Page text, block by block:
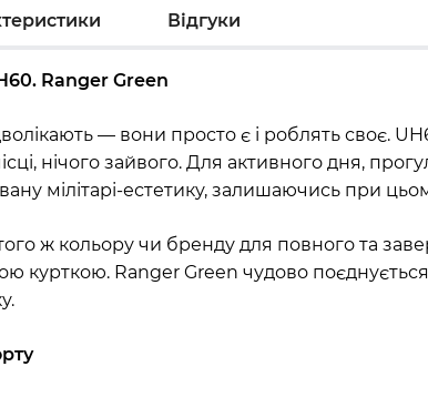
Відгуки
Ranger Green
— вони просто є і роблять своє.
нічого зайвого. Для активного дня,
мілітарі-естетику, залишаючись при
того ж кольору чи бренду для повного та
курткою. Ranger Green чудово